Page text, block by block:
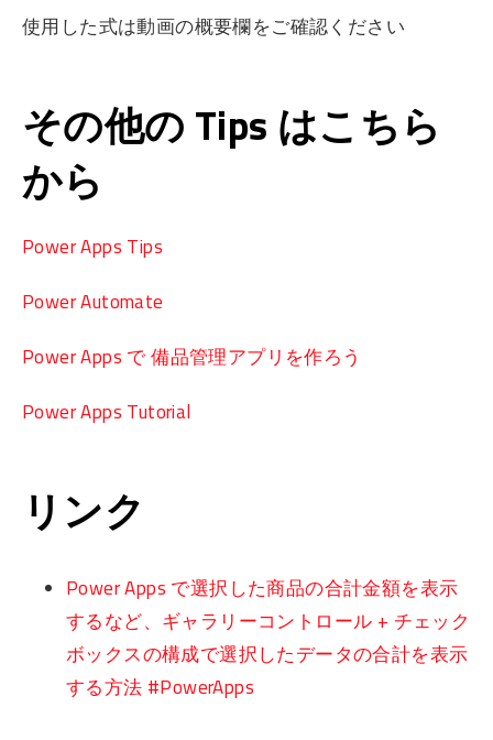
使用した式は動画の概要欄をご確認ください
その他の Tips はこちら
から
Power Apps Tips
Power Automate
Power Apps で 備品管理アプリを作ろう
Power Apps Tutorial
リンク
Power Apps で選択した商品の合計金額を表示
するなど、ギャラリーコントロール + チェック
ボックスの構成で選択したデータの合計を表示
する方法 #PowerApps